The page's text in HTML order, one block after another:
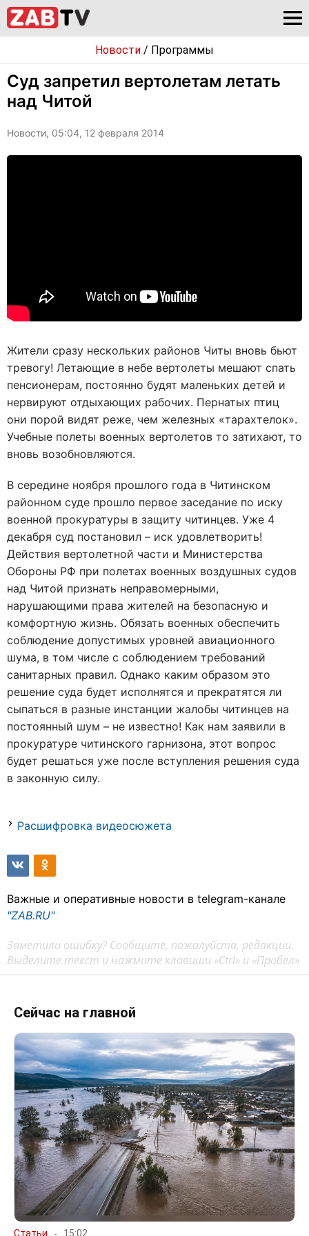
Новости / Программы
Суд запретил вертолетам летать
над Читой
Новости, 05:04, 12 февраля 2014
Жители сразу нескольких районов Читы вновь бьют
тревогу! Летающие в небе вертолеты мешают спать
пенсионерам, постоянно будят маленьких детей и
нервируют отдыхающих рабочих. Пернатых птиц
они порой видят реже, чем железных «тарахтелок».
Учебные полеты военных вертолетов то затихают, то
вновь возобновляются.
В середине ноября прошлого года в Читинском
районном суде прошло первое заседание по иску
военной прокуратуры в защиту читинцев. Уже 4
декабря суд постановил – иск удовлетворить!
Действия вертолетной части и Министерства
Обороны РФ при полетах военных воздушных судов
над Читой признать неправомерными,
нарушающими права жителей на безопасную и
комфортную жизнь. Обязать военных обеспечить
соблюдение допустимых уровней авиационного
шума, в том числе с соблюдением требований
санитарных правил. Однако каким образом это
решение суда будет исполнятся и прекратятся ли
сыпаться в разные инстанции жалобы читинцев на
постоянный шум – не известно! Как нам заявили в
прокуратуре читинского гарнизона, этот вопрос
будет решаться уже после вступления решения суда
в законную силу.
Расшифровка видеосюжета
Важные и оперативные новости в telegram-канале
"ZAB.RU"
Заметили ошибку? Сообщите, пожалуйста, редакции.
Выделите текст и нажмите клавиши «Ctrl» и «Пробел»
Сейчас на главной
Статьи 15:02